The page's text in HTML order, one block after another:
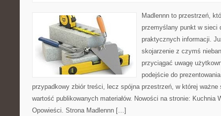
Madlennn to przestrzeń,
przemyślany punkt w sieci
praktycznych informacji.
skojarzenie z czymś
przyciągać uwagę
podejście do
przypadkowy zbiór treści, lecz spójna przestrzeń, w której ważne
wartość publikowanych materiałów. Nowości na stronie: Kuchnia
Opowieści. Strona Madlennn […]